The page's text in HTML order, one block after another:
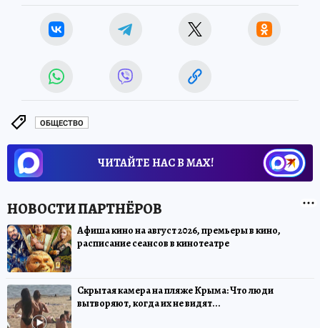
ОБЩЕСТВО
ЧИТАЙТЕ НАС В МАХ!
Афиша кино на август 2026, премьеры в кино,
расписание сеансов в кинотеатре
Скрытая камера на пляже Крыма: Что люди
вытворяют, когда их не видят...